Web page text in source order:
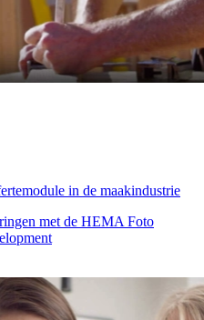
in de maakindustrie
met de HEMA Foto